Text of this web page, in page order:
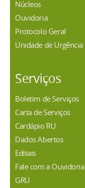
Núcleos
Ouvidoria
Protocolo Geral
Unidade de Urgência
Serviços
Boletim de Serviços
Carta de Serviços
Cardápio RU
Dados Abertos
Editais
Fale com a Ouvidoria
GRU